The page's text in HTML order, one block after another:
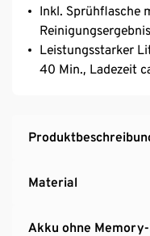
Inkl. Sprühflasche
Leistungsstarker
40 Min., Ladezeit
Material
Akku ohne